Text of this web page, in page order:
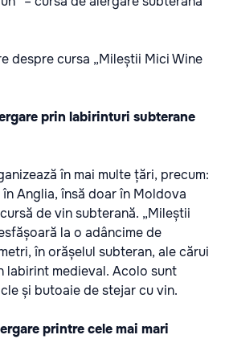
despre cursa „Mileștii Mici Wine
prin labirinturi subterane
în mai multe țări, precum:
Anglia, însă doar în Moldova
de vin subterană. „Mileștii
la o adâncime de
în orășelul subteran, ale cărui
labirint medieval. Acolo sunt
și butoaie de stejar cu vin.
printre cele mai mari